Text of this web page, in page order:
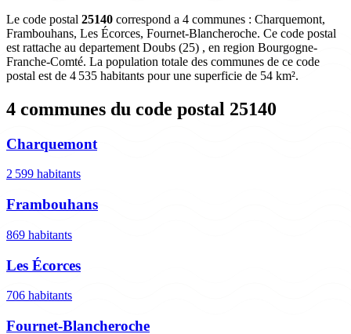
Le code postal 25140 correspond a 4 communes : Charquemont,
Frambouhans, Les Écorces, Fournet-Blancheroche. Ce code postal
est rattache au departement Doubs (25) , en region Bourgogne-
Franche-Comté. La population totale des communes de ce code
postal est de 4 535 habitants pour une superficie de 54 km².
4 communes du code postal 25140
Charquemont
2 599 habitants
Frambouhans
869 habitants
Les Écorces
706 habitants
Fournet-Blancheroche